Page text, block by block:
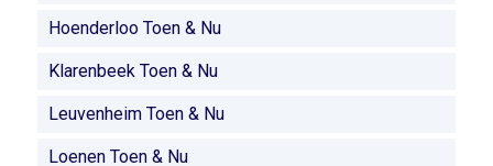
Hoenderloo Toen & Nu
Klarenbeek Toen & Nu
Leuvenheim Toen & Nu
Loenen Toen & Nu